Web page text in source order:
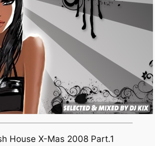
House X-Mas 2008 Part.1